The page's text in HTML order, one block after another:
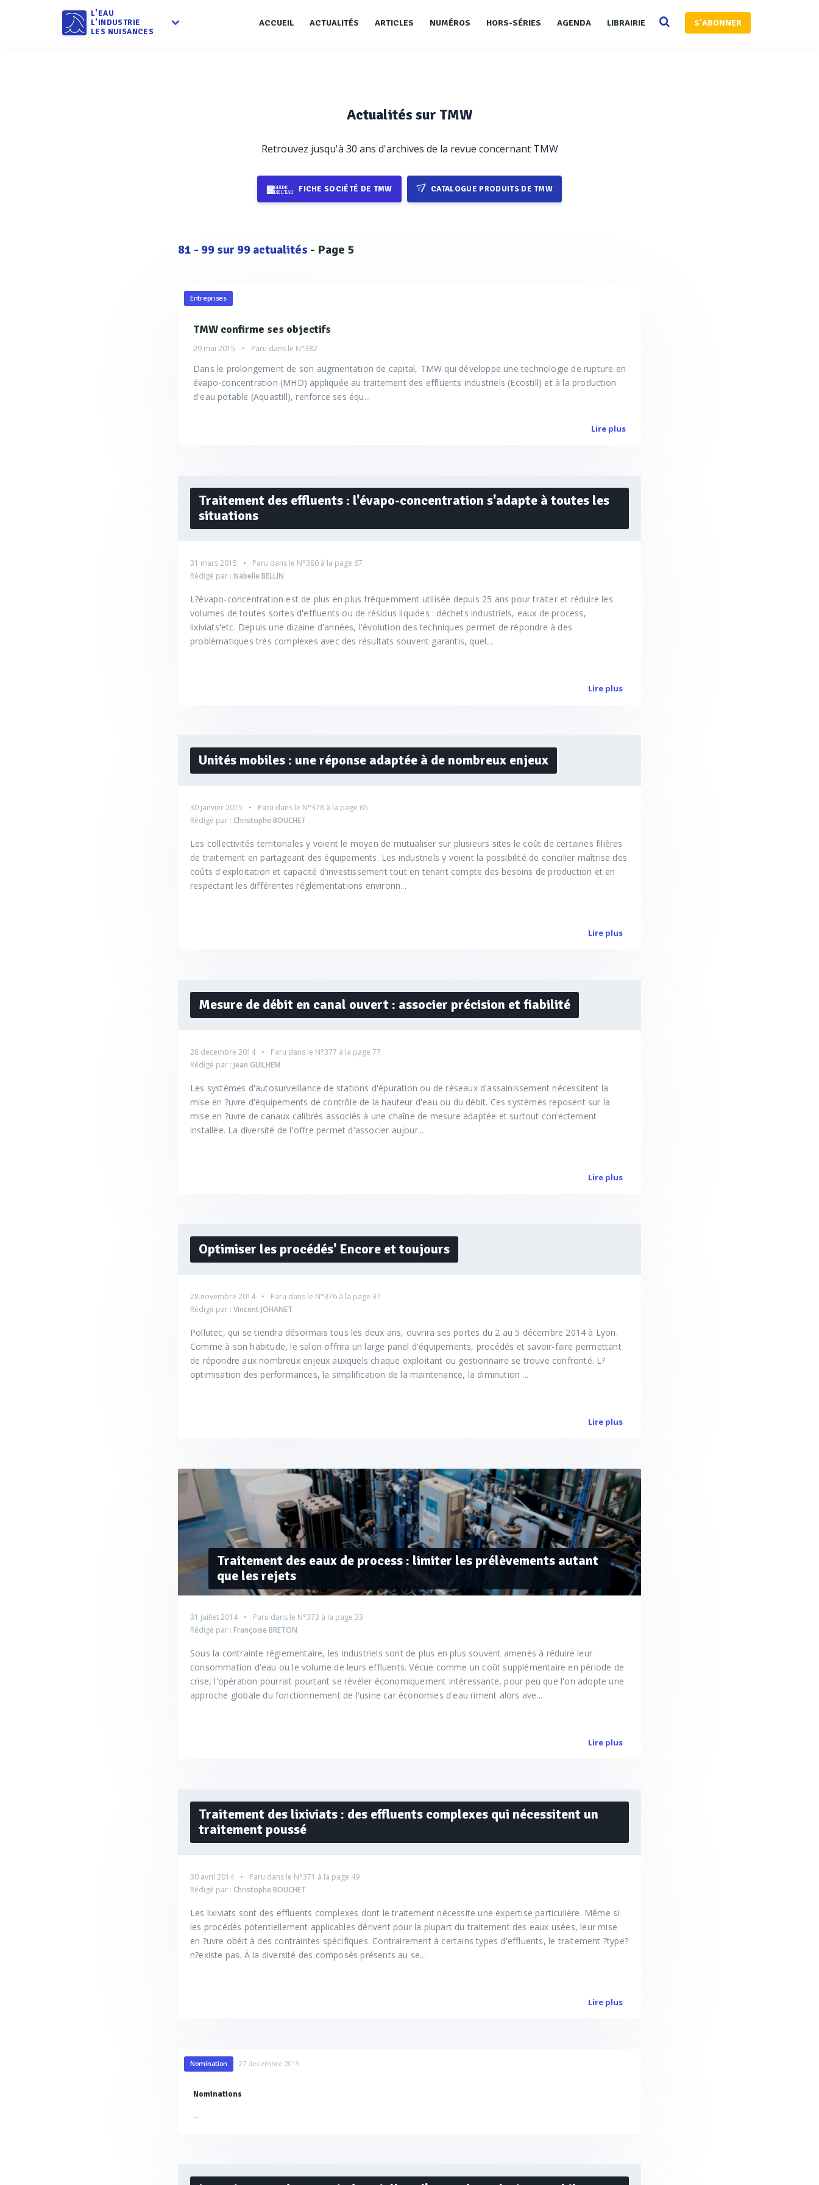
L'EAU
L'INDUSTRIE
LES NUISANCES
ACCUEIL ACTUALITÉS ARTICLES NUMÉROS HORS-SÉRIES AGENDA LIBRAIRIE S'ABONNER
Actualités sur TMW
Retrouvez jusqu'à 30 ans d'archives de la revue concernant TMW
FICHE SOCIÉTÉ DE TMW CATALOGUE PRODUITS DE TMW
81 - 99 sur 99 actualités - Page 5
Entreprises
TMW confirme ses objectifs
29 mai 2015 Paru dans le N°382
Dans le prolongement de son augmentation de capital, TMW qui développe une technologie de rupture en
évapo-concentration (MHD) appliquée au traitement des effluents industriels (Ecostill) et à la production
d'eau potable (Aquastill), renforce ses équ...
Lire plus
Traitement des effluents : l'évapo-concentration s'adapte à toutes les
situations
31 mars 2015 Paru dans le N°380 à la page 67
Rédigé par : Isabelle BELLIN
L?évapo-concentration est de plus en plus fréquemment utilisée depuis 25 ans pour traiter et réduire les
volumes de toutes sortes d'effluents ou de résidus liquides : déchets industriels, eaux de process,
lixiviats'etc. Depuis une dizaine d'années, l'évolution des techniques permet de répondre à des
problématiques très complexes avec des résultats souvent garantis, quel...
Lire plus
Unités mobiles : une réponse adaptée à de nombreux enjeux
30 janvier 2015 Paru dans le N°378 à la page 65
Rédigé par : Christophe BOUCHET
Les collectivités territoriales y voient le moyen de mutualiser sur plusieurs sites le coût de certaines filières
de traitement en partageant des équipements. Les industriels y voient la possibilité de concilier maîtrise des
coûts d'exploitation et capacité d'investissement tout en tenant compte des besoins de production et en
respectant les différentes réglementations environn...
Lire plus
Mesure de débit en canal ouvert : associer précision et fiabilité
28 decembre 2014 Paru dans le N°377 à la page 77
Rédigé par : Jean GUILHEM
Les systèmes d'autosurveillance de stations d'épuration ou de réseaux d'assainissement nécessitent la
mise en ?uvre d'équipements de contrôle de la hauteur d'eau ou du débit. Ces systèmes reposent sur la
mise en ?uvre de canaux calibrés associés à une chaîne de mesure adaptée et surtout correctement
installée. La diversité de l'offre permet d'associer aujour...
Lire plus
Optimiser les procédés' Encore et toujours
28 novembre 2014 Paru dans le N°376 à la page 37
Rédigé par : Vincent JOHANET
Pollutec, qui se tiendra désormais tous les deux ans, ouvrira ses portes du 2 au 5 décembre 2014 à Lyon.
Comme à son habitude, le salon offrira un large panel d'équipements, procédés et savoir-faire permettant
de répondre aux nombreux enjeux auxquels chaque exploitant ou gestionnaire se trouve confronté. L?
optimisation des performances, la simplification de la maintenance, la diminution ...
Lire plus
Traitement des eaux de process : limiter les prélèvements autant
que les rejets
31 juillet 2014 Paru dans le N°373 à la page 33
Rédigé par : Françoise BRETON
Sous la contrainte réglementaire, les industriels sont de plus en plus souvent amenés à réduire leur
consommation d'eau ou le volume de leurs effluents. Vécue comme un coût supplémentaire en période de
crise, l'opération pourrait pourtant se révéler économiquement intéressante, pour peu que l'on adopte une
approche globale du fonctionnement de l'usine car économies d'eau riment alors ave...
Lire plus
Traitement des lixiviats : des effluents complexes qui nécessitent un
traitement poussé
30 avril 2014 Paru dans le N°371 à la page 49
Rédigé par : Christophe BOUCHET
Les lixiviats sont des effluents complexes dont le traitement nécessite une expertise particulière. Même si
les procédés potentiellement applicables dérivent pour la plupart du traitement des eaux usées, leur mise
en ?uvre obéit à des contraintes spécifiques. Contrairement à certains types d'effluents, le traitement ?type?
n?existe pas. À la diversité des composés présents au se...
Lire plus
Nomination 27 decembre 2013
Nominations
...